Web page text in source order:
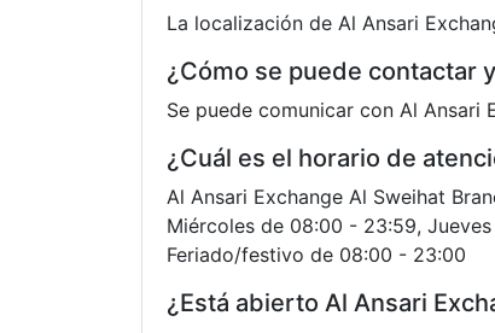
La localización de Al Ansari
¿Cómo se puede contactar
Se puede comunicar con Al
¿Cuál es el horario de
Al Ansari Exchange Al Sweihat
Miércoles de 08:00 - 23:59,
Feriado/festivo de 08:00 - 23:00
¿Está abierto Al Ansari